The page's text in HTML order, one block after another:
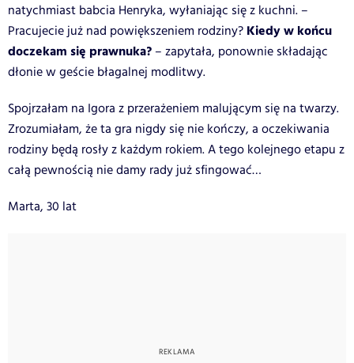
natychmiast babcia Henryka, wyłaniając się z kuchni. –
Pracujecie już nad powiększeniem rodziny? Kiedy w końcu
doczekam się prawnuka? – zapytała, ponownie składając
dłonie w geście błagalnej modlitwy.
Spojrzałam na Igora z przerażeniem malującym się na twarzy.
Zrozumiałam, że ta gra nigdy się nie kończy, a oczekiwania
rodziny będą rosły z każdym rokiem. A tego kolejnego etapu z
całą pewnością nie damy rady już sfingować…
Marta, 30 lat